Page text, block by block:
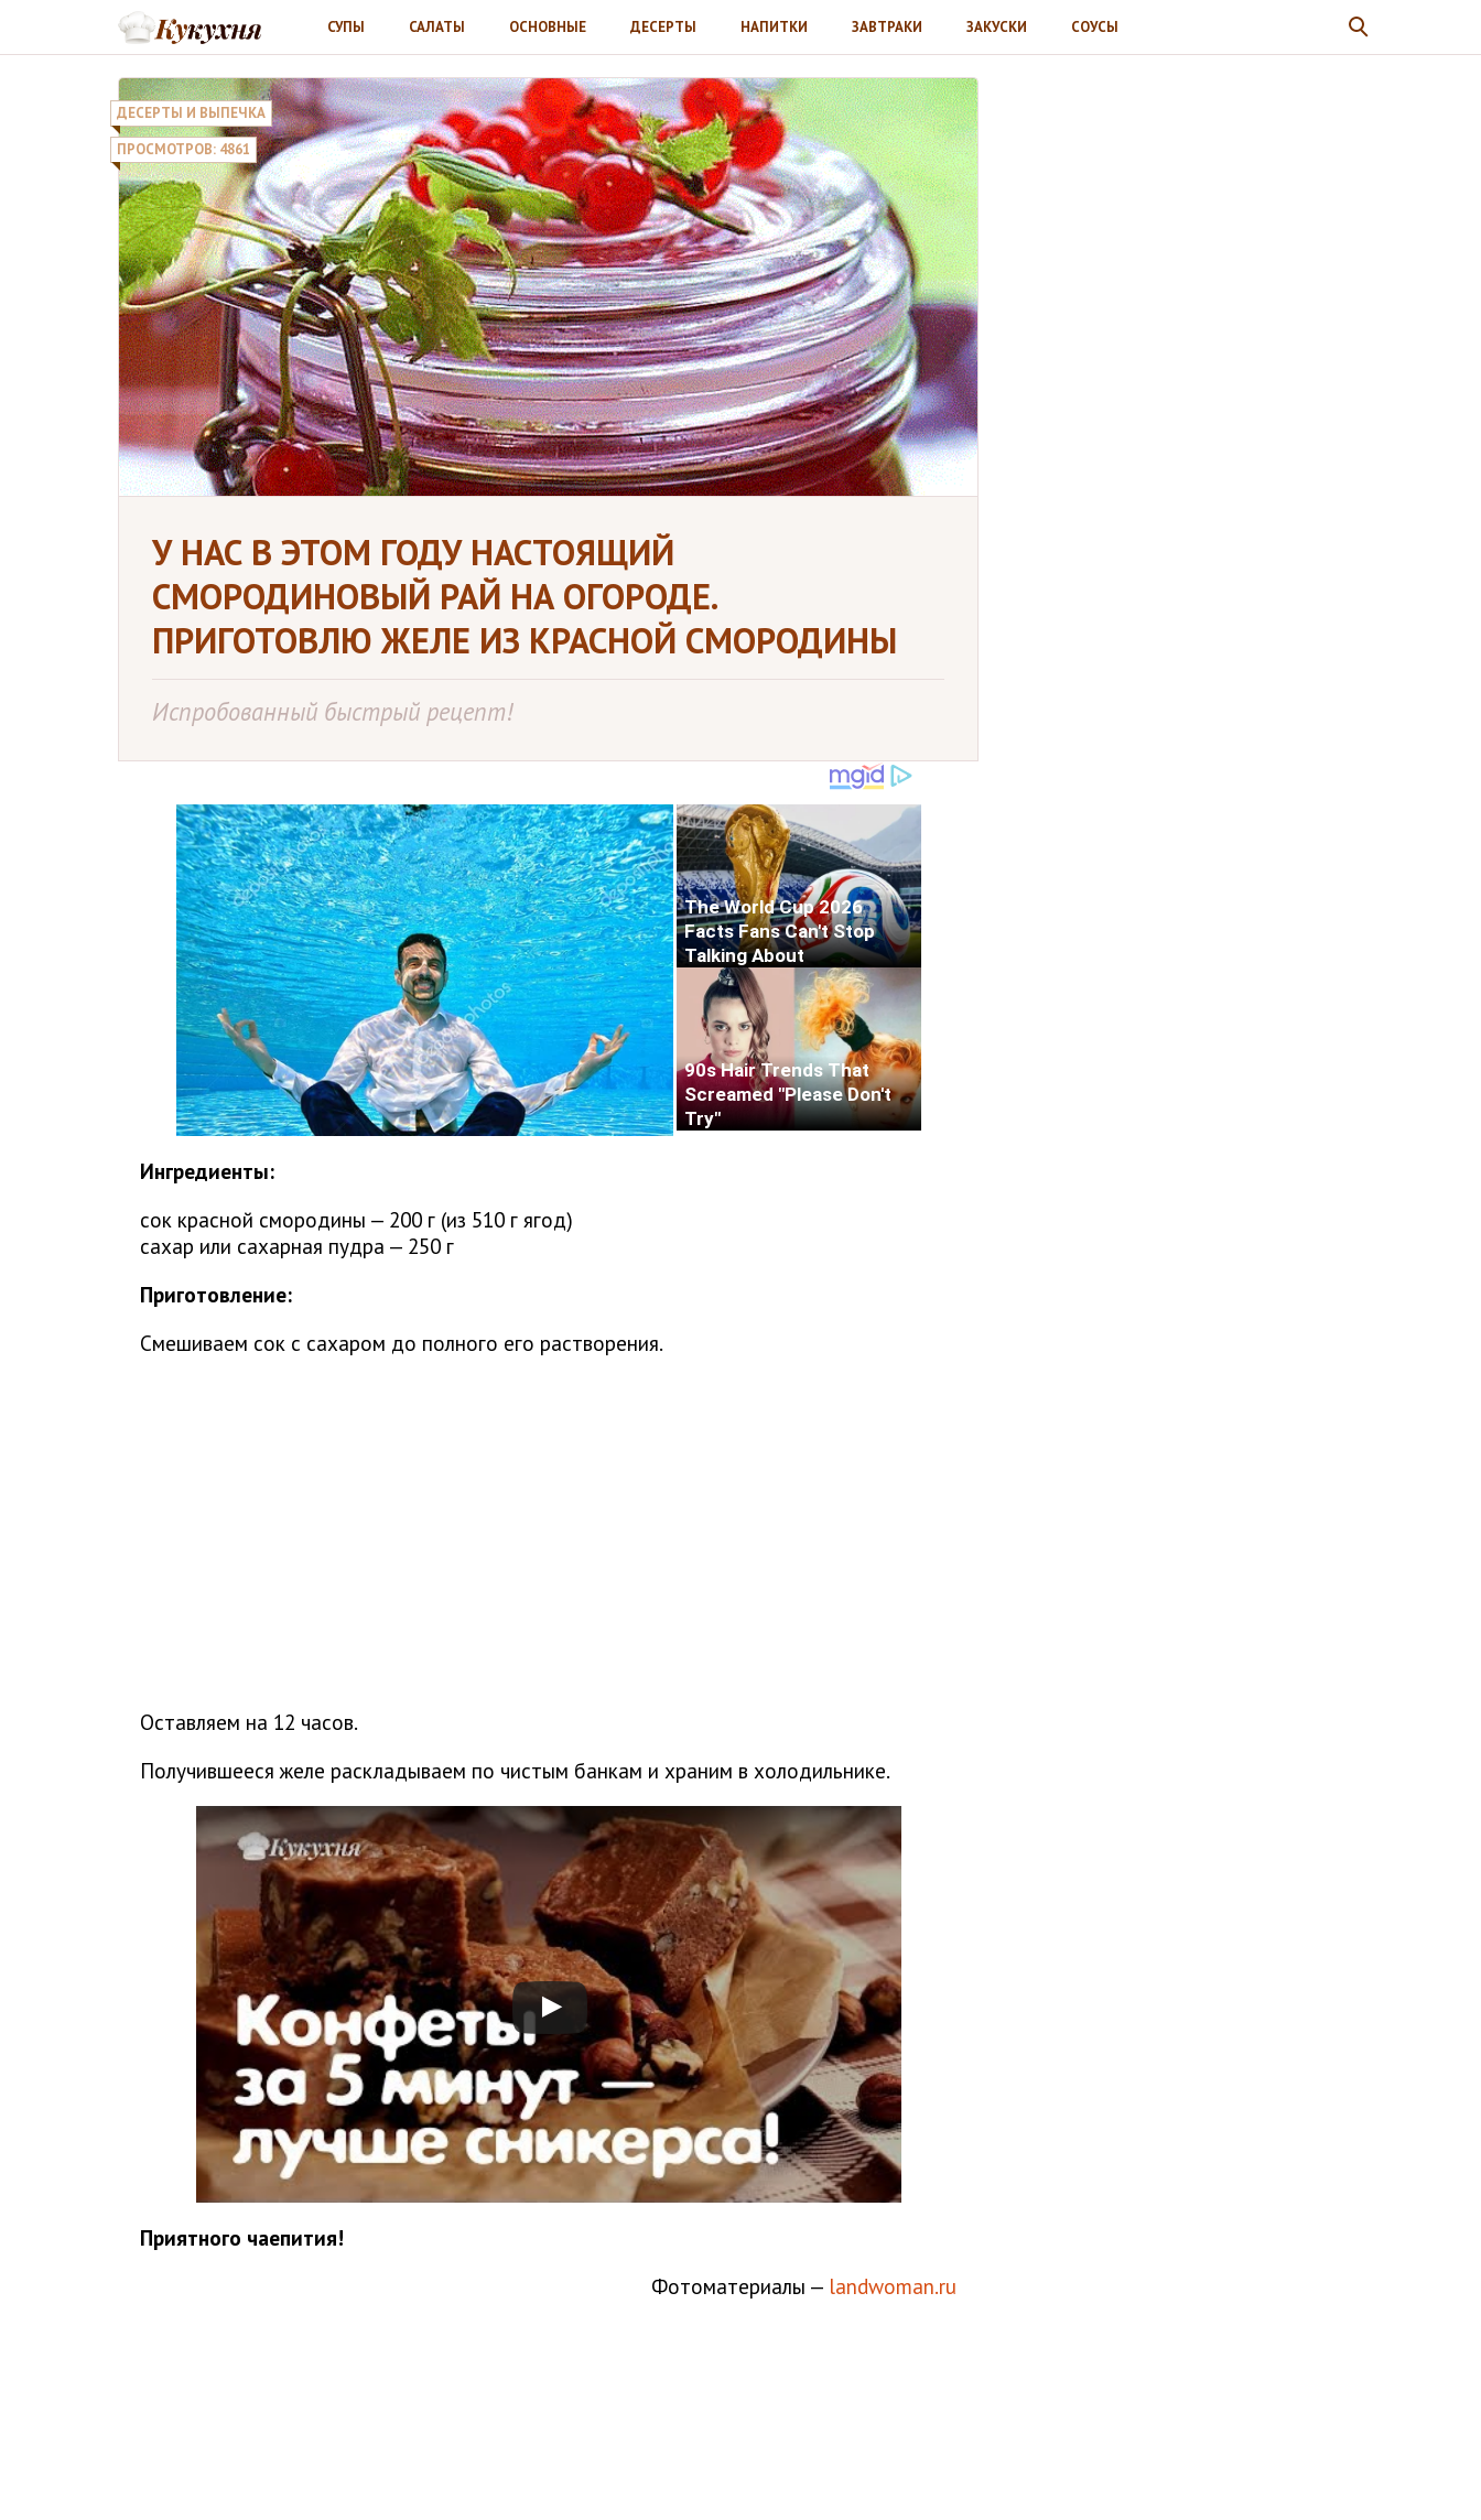
СУПЫ САЛАТЫ ОСНОВНЫЕ ДЕСЕРТЫ НАПИТКИ ЗАВТРАКИ ЗАКУСКИ СОУСЫ
ДЕСЕРТЫ И ВЫПЕЧКА
ПРОСМОТРОВ: 4861
У НАС В ЭТОМ ГОДУ НАСТОЯЩИЙ
СМОРОДИНОВЫЙ РАЙ НА ОГОРОДЕ.
ПРИГОТОВЛЮ ЖЕЛЕ ИЗ КРАСНОЙ СМОРОДИНЫ
Испробованный быстрый рецепт!
Ингредиенты:
сок красной смородины — 200 г (из 510 г ягод)
сахар или сахарная пудра — 250 г
Приготовление:
Смешиваем сок с сахаром до полного его растворения.
Оставляем на 12 часов.
Получившееся желе раскладываем по чистым банкам и храним в холодильнике.
Приятного чаепития!
Фотоматериалы — landwoman.ru